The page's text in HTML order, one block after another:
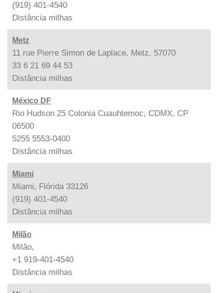
(919) 401-4540
Distância milhas
Metz
11 rue Pierre Simon de Laplace, Metz, 57070
33 6 21 69 44 53
Distância milhas
México DF
Rio Hudson 25 Colonia Cuauhtemoc, CDMX, CP
06500
5255 5553-0400
Distância milhas
Miami
Miami, Flórida 33126
(919) 401-4540
Distância milhas
Milão
Milão,
+1 919-401-4540
Distância milhas